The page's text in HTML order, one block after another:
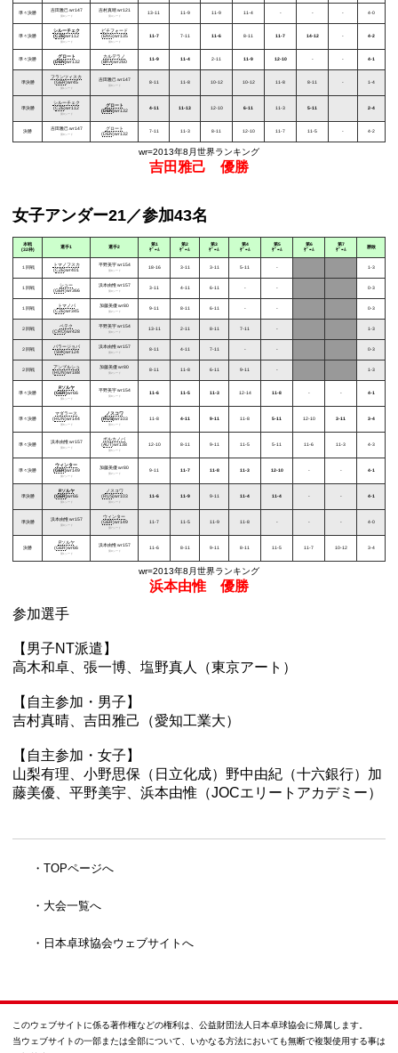
準々決勝
吉田雅己wr147
第8シード
吉村真晴wr121
第4シード
13-11 11-9 11-9 11-4 - - - 4-0
準々決勝
シルーチェク
(CZE)wr112
第3シード
ピチフォード
(ENG)wr135
第6シード
11-7 7-11 11-6 8-11 11-7 14-12 - 4-2
準々決勝
グロート
(DEN)wr132
カルデラノ
(BRA)wr260
11-9 11-4 2-11 11-9 12-10 - - 4-1
準決勝
フランツィスカ
(GER)wr45
第1シード
吉田雅己wr147
第8シード
8-11 11-8 10-12 10-12 11-8 8-11 - 1-4
準決勝
シルーチェク
(CZE)wr112
第3シード
グロート
(DEN)wr132
4-11 11-13 12-10 6-11 11-3 5-11 2-4
決勝
吉田雅己wr147
第8シード
グロート
(DEN)wr132
7-11 11-3 8-11 12-10 11-7 11-5 - 4-2
wr=2013年8月世界ランキング
吉田雅己 優勝
女子アンダー21／参加43名
本戦
(32枠)
選手1 選手2
第1
ｹﾞｰﾑ
第2
ｹﾞｰﾑ
第3
ｹﾞｰﾑ
第4
ｹﾞｰﾑ
第5
ｹﾞｰﾑ
第6
ｹﾞｰﾑ
第7
ｹﾞｰﾑ
勝敗
１回戦
トマノフスカ
(CZE)wr401
平野美宇wr154
第8シード
18-16 3-11 3-11 5-11 - 1-3
１回戦
シュー
(GER)wr366
浜本由惟wr157
第9シード
3-11 4-11 6-11 - - 0-3
１回戦
トマノバ
(CZE)wr345
加藤美優 wr80
第2シード
9-11 8-11 6-11 - - 0-3
２回戦
ペテク
(CRO)wr428
平野美宇wr154
第8シード
13-11 2-11 8-11 7-11 - 1-3
２回戦
バラージョバ
(SVK)wr124
浜本由惟wr157
第9シード
8-11 4-11 7-11 - - 0-3
２回戦
アンブルシュ
(HUN)wr188
加藤美優 wr80
第2シード
8-11 11-8 6-11 9-11 - 1-3
準々決勝
P.ソルヤ
(GER)wr66
第1シード
平野美宇wr154
第8シード
11-6 11-5 11-3 12-14 11-8 - - 4-1
準々決勝
マダラース
(HUN)wr144
第6シード
ノスコワ
(RUS)wr103
第3シード
11-8 4-11 9-11 11-8 5-11 12-10 3-11 3-4
準々決勝
浜本由惟wr157
第9シード
ポルカノバ
(AUT)wr138
第5シード
12-10 8-11 9-11 11-5 5-11 11-6 11-3 4-3
準々決勝
ウィンター
(GER)wr149
第7シード
加藤美優 wr80
第2シード
9-11 11-7 11-8 11-3 12-10 - - 4-1
準決勝
P.ソルヤ
(GER)wr66
第1シード
ノスコワ
(RUS)wr103
第3シード
11-6 11-9 9-11 11-4 11-4 - - 4-1
準決勝
浜本由惟wr157
第9シード
ウィンター
(GER)wr149
第7シード
11-7 11-5 11-9 11-8 - - - 4-0
決勝
P.ソルヤ
(GER)wr66
第1シード
浜本由惟wr157
第9シード
11-6 8-11 9-11 8-11 11-5 11-7 10-12 3-4
wr=2013年8月世界ランキング
浜本由惟 優勝
参加選手
【男子NT派遣】
高木和卓、張一博、塩野真人（東京アート）
【自主参加・男子】
吉村真晴、吉田雅己（愛知工業大）
【自主参加・女子】
山梨有理、小野思保（日立化成）野中由紀（十六銀行）加
藤美優、平野美宇、浜本由惟（JOCエリートアカデミー）
TOPページへ
大会一覧へ
日本卓球協会ウェブサイトへ
このウェブサイトに係る著作権などの権利は、公益財団法人日本卓球協会に帰属します。
当ウェブサイトの一部または全部について、いかなる方法においても無断で複製使用する事は